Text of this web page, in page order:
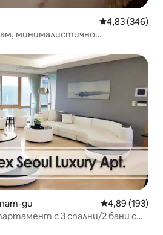
Средна
4,83 (346)
минималистично
gu Средна
4,89 (193)
с 3 спални/2 бани с